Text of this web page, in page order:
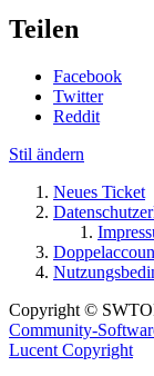
Teilen
Facebook
Twitter
Reddit
Stil ändern
Neues Ticket
Copyright ©
Community-
Lucent Copyright